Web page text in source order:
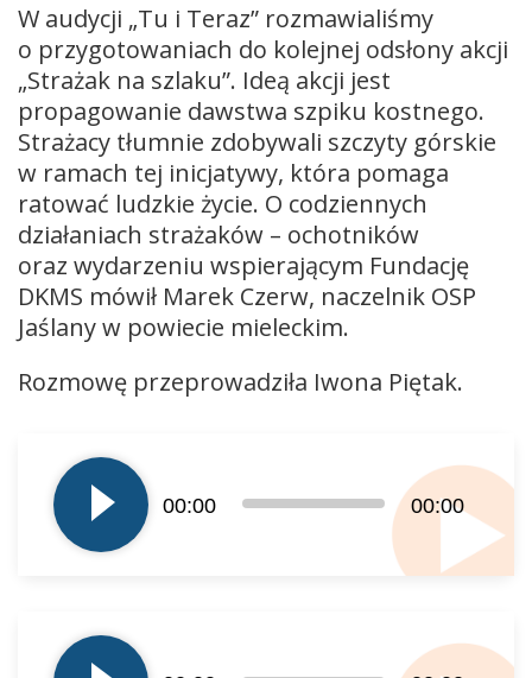
W audycji „Tu i Teraz” rozmawialiśmy
o przygotowaniach do kolejnej odsłony akcji
„Strażak na szlaku”. Ideą akcji jest
propagowanie dawstwa szpiku kostnego.
Strażacy tłumnie zdobywali szczyty górskie
w ramach tej inicjatywy, która pomaga
ratować ludzkie życie. O codziennych
działaniach strażaków – ochotników
oraz wydarzeniu wspierającym Fundację
DKMS mówił Marek Czerw, naczelnik OSP
Jaślany w powiecie mieleckim.
Rozmowę przeprowadziła Iwona Piętak.
plików
dźwiękowych
00:00 00:00
plików